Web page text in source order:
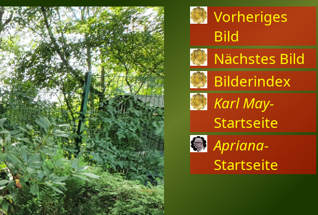
Vorheriges
Bild
Nächstes Bild
Bilderindex
Karl May-
Startseite
Apriana-
Startseite